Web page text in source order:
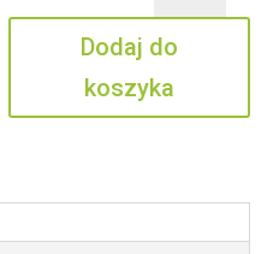
24.25
Dodaj do
koszyka